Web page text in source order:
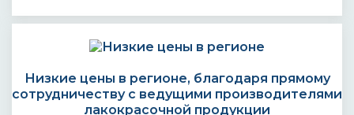
Низкие цены в регионе, благодаря прямому
сотрудничеству с ведущими производителями
лакокрасочной продукции